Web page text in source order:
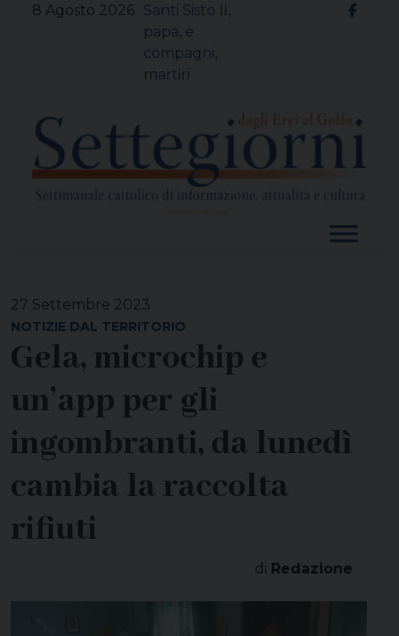
8 Agosto 2026 Santi Sisto II,
papa, e
compagni,
martiri
27 Settembre 2023
NOTIZIE DAL TERRITORIO
Gela, microchip e
un’app per gli
ingombranti, da lunedì
cambia la raccolta
rifiuti
di Redazione